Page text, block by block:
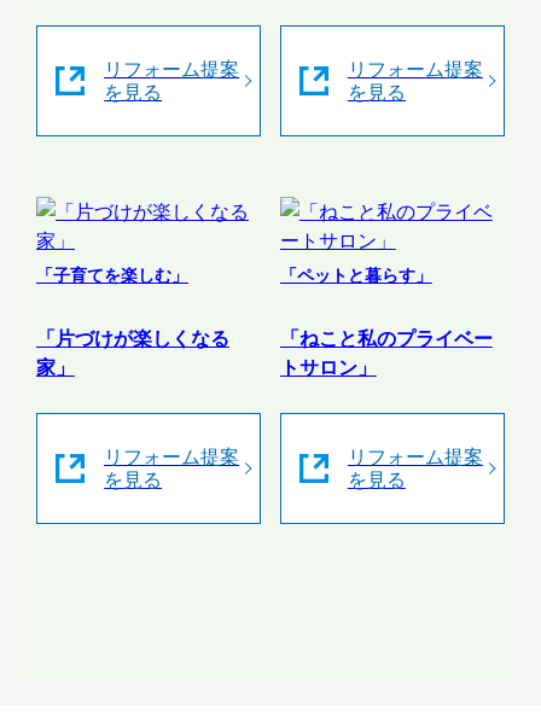
リフォーム提案
を見る
リフォーム提案
を見る
「子育てを楽しむ」
「片づけが楽しくなる
家」
リフォーム提案
を見る
「ペットと暮らす」
「ねこと私のプライベー
トサロン」
リフォーム提案
を見る